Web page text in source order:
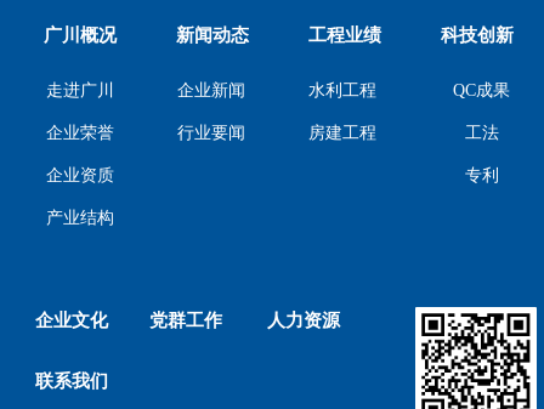
企业新闻
行业要闻
QC成果
工法
专利
水利工程
房建工程
走进广川
企业荣誉
企业资质
产业结构
广川概况 新闻动态 工程业绩 科技创新
企业文化 党群工作 人力资源
联系我们